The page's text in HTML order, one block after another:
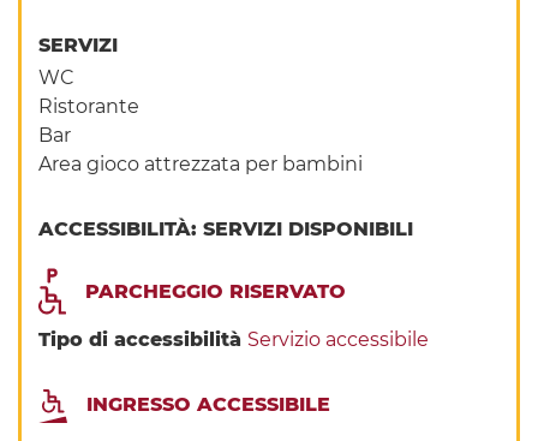
SERVIZI
WC
Ristorante
Bar
Area gioco attrezzata per bambini
ACCESSIBILITÀ: SERVIZI DISPONIBILI
PARCHEGGIO RISERVATO
Tipo di accessibilità Servizio accessibile
INGRESSO ACCESSIBILE